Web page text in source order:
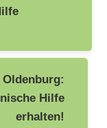
Hilfe
erhalten!